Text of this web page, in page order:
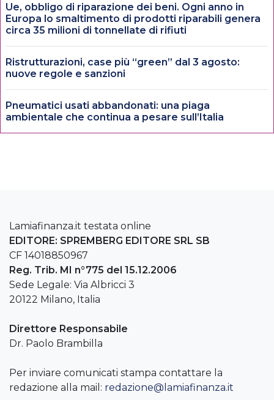
Ue, obbligo di riparazione dei beni. Ogni anno in
Europa lo smaltimento di prodotti riparabili genera
circa 35 milioni di tonnellate di rifiuti
Ristrutturazioni, case più “green” dal 3 agosto:
nuove regole e sanzioni
Pneumatici usati abbandonati: una piaga
ambientale che continua a pesare sull’Italia
Lamiafinanza.it testata online
EDITORE: SPREMBERG EDITORE SRL SB
CF 14018850967
Reg. Trib. MI n°775 del 15.12.2006
Sede Legale: Via Albricci 3
20122 Milano, Italia
Direttore Responsabile
Dr. Paolo Brambilla
Per inviare comunicati stampa contattare la
redazione alla mail: redazione@lamiafinanza.it